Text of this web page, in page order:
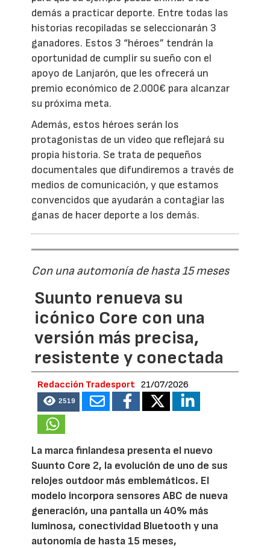
demás a practicar deporte. Entre todas las
historias recopiladas se seleccionarán 3
ganadores. Estos 3 “héroes” tendrán la
oportunidad de cumplir su sueño con el
apoyo de Lanjarón, que les ofrecerá un
premio económico de 2.000€ para alcanzar
su próxima meta.
Además, estos héroes serán los
protagonistas de un video que reflejará su
propia historia. Se trata de pequeños
documentales que difundiremos a través de
medios de comunicación, y que estamos
convencidos que ayudarán a contagiar las
ganas de hacer deporte a los demás.
Con una automonía de hasta 15 meses
Suunto renueva su
icónico Core con una
versión más precisa,
resistente y conectada
Redacción Tradesport 21/07/2026
2519
La marca finlandesa presenta el nuevo
Suunto Core 2, la evolución de uno de sus
relojes outdoor más emblemáticos. El
modelo incorpora sensores ABC de nueva
generación, una pantalla un 40% más
luminosa, conectividad Bluetooth y una
autonomía de hasta 15 meses,